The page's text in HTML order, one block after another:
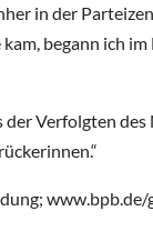
in der
begann ich
Verfolgten